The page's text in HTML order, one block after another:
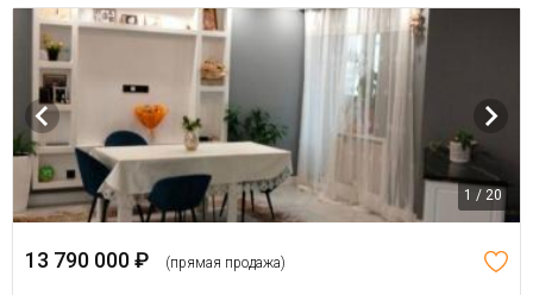
1 / 20
13 790 000 ₽ (прямая продажа)